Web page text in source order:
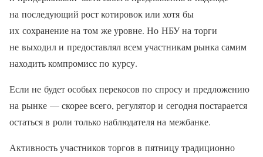
на последующий рост котировок или хотя бы
их сохранение на том же уровне. Но НБУ на торги
не выходил и предоставлял всем участникам рынка самим
находить компромисс по курсу.
Если не будет особых перекосов по спросу и предложению
на рынке — скорее всего, регулятор и сегодня постарается
остаться в роли только наблюдателя на межбанке.
Активность участников торгов в пятницу традиционно